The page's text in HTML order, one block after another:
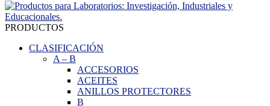
PRODUCTOS
CLASIFICACIÓN
A – B
ACCESORIOS
ACEITES
ANILLOS PROTECTORES
B